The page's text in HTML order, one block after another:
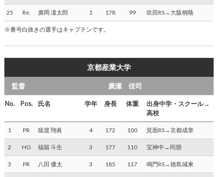
25 Re. 廣岡 凜太郎 1 178 99 吹田RS→大阪桐蔭
※番号白抜きの選手はキャプテンです。
京都産業大学
監督 廣瀬 佳司
No. Pos. 氏名 学年 身長 体重
出身中学・スクール→
高校
1 PR 猿渡 翔眞 4 172 100 箕面RS→京都成章
2 HO 福留 斗生 3 177 110 宝神中→同朋
3 PR 八田 優太 3 185 117 鳴門RS→徳島城東